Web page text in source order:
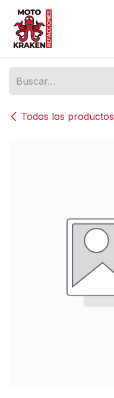
Ir al contenido
Todos los productos